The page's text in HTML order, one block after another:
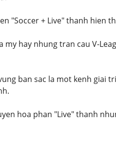
"Soccer + Live" thanh hien
hay nhung tran cau V-
ban sac la mot kenh giai
hoa phan "Live" thanh